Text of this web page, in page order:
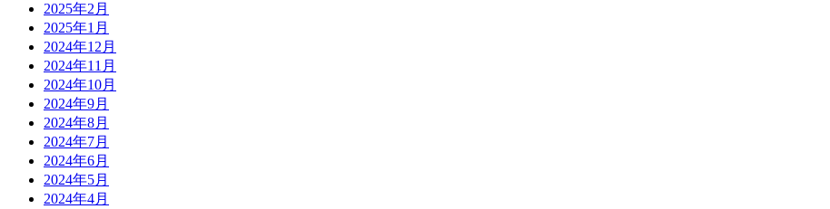
2025年2月
2025年1月
2024年12月
2024年11月
2024年10月
2024年9月
2024年8月
2024年7月
2024年6月
2024年5月
2024年4月